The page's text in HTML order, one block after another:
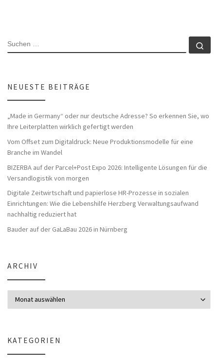
SUCHE
NEUESTE BEITRÄGE
„Made in Germany“ oder nur deutsche Adresse? So erkennen Sie, wo
Ihre Leiterplatten wirklich gefertigt werden
Vom Offset zum Digitaldruck: Neue Produktionsmodelle für eine
Branche im Wandel
BIZERBA auf der Parcel+Post Expo 2026: Intelligente Lösungen für die
Versandlogistik von morgen
Digitale Zeitwirtschaft und papierlose HR-Prozesse in sozialen
Einrichtungen: Wie die Lebenshilfe Herzberg Verwaltungsaufwand
nachhaltig reduziert hat
Bauder auf der GaLaBau 2026 in Nürnberg
ARCHIV
KATEGORIEN